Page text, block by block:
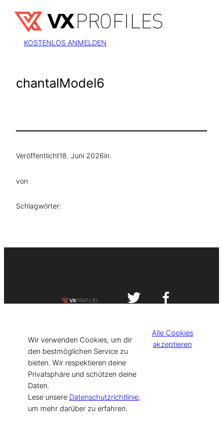
Inhalt
springen
KOSTENLOS ANMELDEN
chantalModel6
Veröffentlicht18. Juni 2026in
von
Schlagwörter:
[current_year] VISIT-X. Made with
for Models & Influencers!
Wir verwenden Cookies, um dir
den bestmöglichen Service zu
bieten. Wir respektieren deine
Privatsphäre und schützen deine
Daten.
Lese unsere Datenschutzrichtlinie,
um mehr darüber zu erfahren.
Alle Cookies
akzeptieren